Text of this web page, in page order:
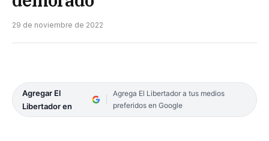
29 de noviembre de 2022
Agregar El
Libertador en
Agrega El Libertador a tus medios
preferidos en Google